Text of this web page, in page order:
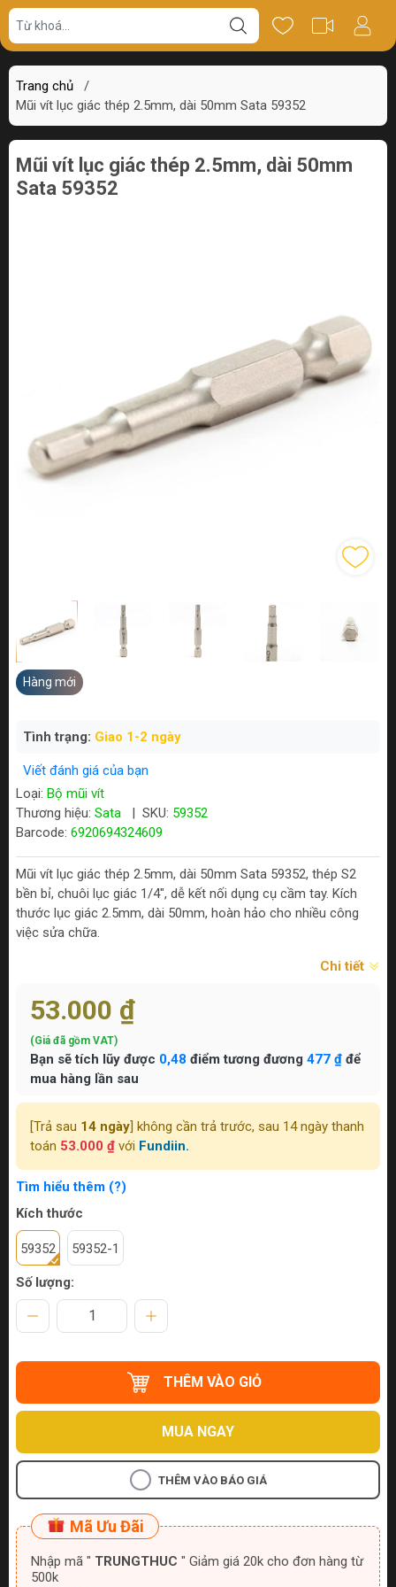
Trang chủ
/
Mũi vít lục giác thép 2.5mm, dài 50mm Sata 59352
Giá bán Thông số Review
Mũi vít lục giác thép 2.5mm, dài 50mm
Sata 59352
Hàng mới
Tình trạng: Giao 1-2 ngày
Viết đánh giá của bạn
Loại: Bộ mũi vít
Thương hiệu: Sata SKU: 59352
Barcode: 6920694324609
Mũi vít lục giác thép 2.5mm, dài 50mm Sata 59352, thép S2
bền bỉ, chuôi lục giác 1/4", dễ kết nối dụng cụ cầm tay. Kích
thước lục giác 2.5mm, dài 50mm, hoàn hảo cho nhiều công
việc sửa chữa.
Chi tiết
53.000 ₫
(Giá đã gồm VAT)
Bạn sẽ tích lũy được 0,48 điểm tương đương 477 ₫ để
mua hàng lần sau
[Trả sau 14 ngày ] không cần trả trước, sau 14 ngày thanh
toán 53.000 ₫ với Fundiin.
Tìm hiểu thêm (?)
Kích thước
59352 59352-1
Số lượng:
THÊM VÀO GIỎ
MUA NGAY
THÊM VÀO BÁO GIÁ
Mã Ưu Đãi
Nhập mã " TRUNGTHUC " Giảm giá 20k cho đơn hàng từ
500k